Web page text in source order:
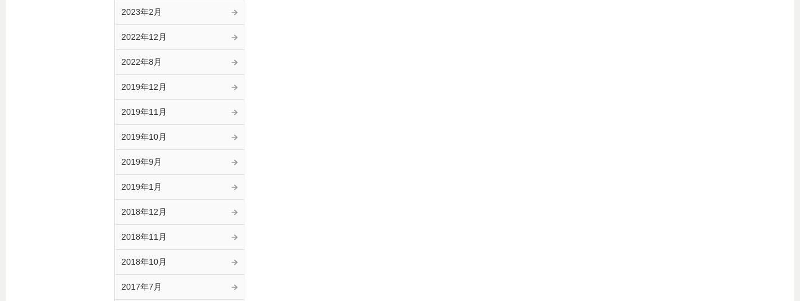
2023年2月
2022年12月
2022年8月
2019年12月
2019年11月
2019年10月
2019年9月
2019年1月
2018年12月
2018年11月
2018年10月
2017年7月